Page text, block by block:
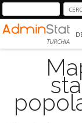
TURCHIA